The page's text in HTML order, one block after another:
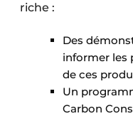
riche :
Des
informer les
de ces
Un
Carbon